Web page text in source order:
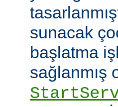
sunacak
başlatma
sağlanmış